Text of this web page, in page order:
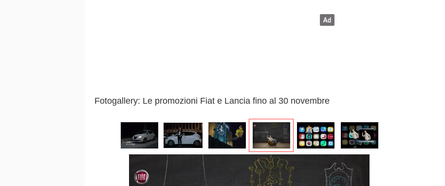
Fotogallery: Le promozioni Fiat e Lancia fino al 30 novembre